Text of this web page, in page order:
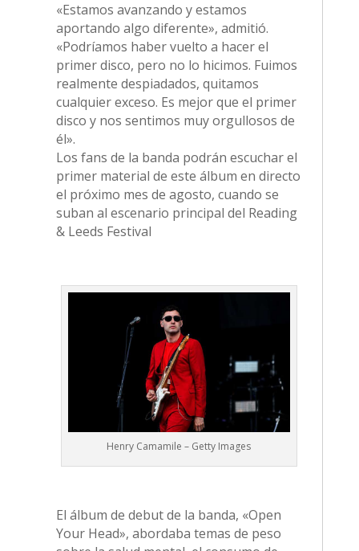
«Estamos avanzando y estamos
aportando algo diferente», admitió.
«Podríamos haber vuelto a hacer el
primer disco, pero no lo hicimos. Fuimos
realmente despiadados, quitamos
cualquier exceso. Es mejor que el primer
disco y nos sentimos muy orgullosos de
él».
Los fans de la banda podrán escuchar el
primer material de este álbum en directo
el próximo mes de agosto, cuando se
suban al escenario principal del Reading
& Leeds Festival
Henry Camamile – Getty Images
El álbum de debut de la banda, «Open
Your Head», abordaba temas de peso